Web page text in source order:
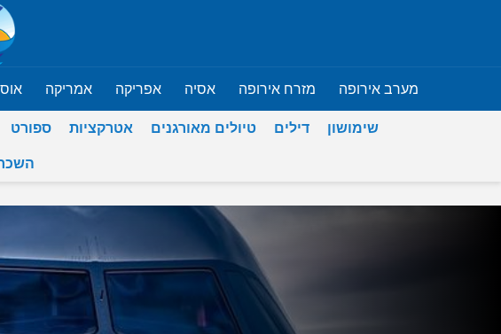
מערב אירופה מזרח אירופה אסיה אפריקה אמריקה
שימושון דילים טיולים מאורגנים אטרקציות ספורט